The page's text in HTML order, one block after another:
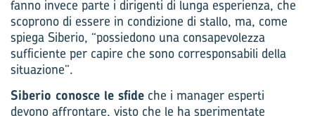
fanno invece parte i dirigenti di lunga esperienza, che
scoprono di essere in condizione di stallo, ma, come
spiega Siberio, “possiedono una consapevolezza
sufficiente per capire che sono corresponsabili della
situazione”.
Siberio conosce le sfide che i manager esperti
devono affrontare, visto che le ha sperimentate